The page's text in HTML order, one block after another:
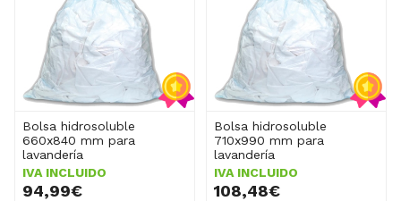
Bolsa hidrosoluble
660x840 mm para
lavandería
IVA INCLUIDO
94,99€
Bolsa hidrosoluble
710x990 mm para
lavandería
IVA INCLUIDO
108,48€